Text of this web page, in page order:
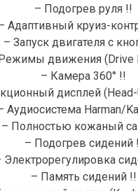
– Подогрев руля !!
Адаптивный круиз-
– Запуск двигателя с
движения (Drive
– Камера 360° !!
дисплей
Аудиосистема Harman/
– Полностью кожаный
– Подогрев сидений
Электрорегулировка
– Память сидений !!